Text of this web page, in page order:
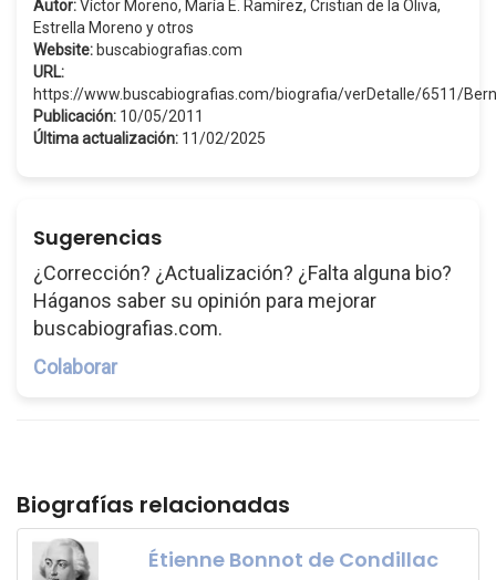
Autor:Víctor Moreno, María E. Ramírez, Cristian de la Oliva,
Estrella Moreno y otros
Website: buscabiografias.com
URL:
https://www.buscabiografias.com/biografia/verDetalle/6511/
Publicación: 10/05/2011
Última actualización: 11/02/2025
Sugerencias
¿Corrección? ¿Actualización? ¿Falta alguna bio?
Háganos saber su opinión para mejorar
buscabiografias.com.
Colaborar
Biografías relacionadas
Étienne Bonnot de Condillac